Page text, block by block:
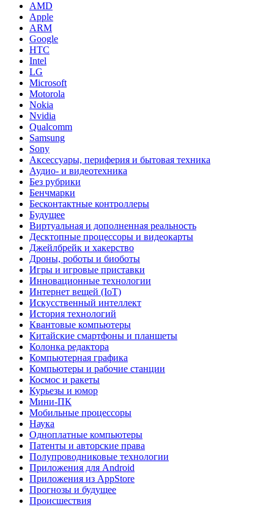
AMD
Apple
ARM
Google
HTC
Intel
LG
Microsoft
Motorola
Nokia
Nvidia
Qualcomm
Samsung
Sony
Аксессуары, периферия и бытовая техника
Аудио- и видеотехника
Без рубрики
Бенчмарки
Бесконтактные контроллеры
Будущее
Виртуальная и дополненная реальность
Десктопные процессоры и видеокарты
Джейлбрейк и хакерство
Дроны, роботы и биоботы
Игры и игровые приставки
Инновационные технологии
Интернет вещей (IoT)
Искусственный интеллект
История технологий
Квантовые компьютеры
Китайские смартфоны и планшеты
Колонка редактора
Компьютерная графика
Компьютеры и рабочие станции
Космос и ракеты
Курьезы и юмор
Мини-ПК
Мобильные процессоры
Наука
Одноплатные компьютеры
Патенты и авторские права
Полупроводниковые технологии
Приложения для Android
Приложения из AppStore
Прогнозы и будущее
Происшествия